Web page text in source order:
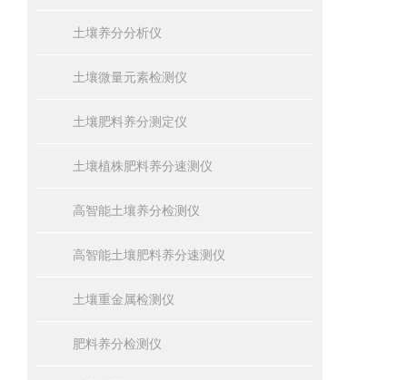
土壤养分分析仪
土壤微量元素检测仪
土壤肥料养分测定仪
土壤植株肥料养分速测仪
高智能土壤养分检测仪
高智能土壤肥料养分速测仪
土壤重金属检测仪
肥料养分检测仪